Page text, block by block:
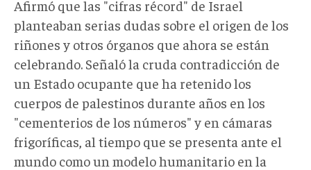
Afirmó que las "cifras récord" de Israel
planteaban serias dudas sobre el origen de los
riñones y otros órganos que ahora se están
celebrando. Señaló la cruda contradicción de
un Estado ocupante que ha retenido los
cuerpos de palestinos durante años en los
"cementerios de los números" y en cámaras
frigoríficas, al tiempo que se presenta ante el
mundo como un modelo humanitario en la